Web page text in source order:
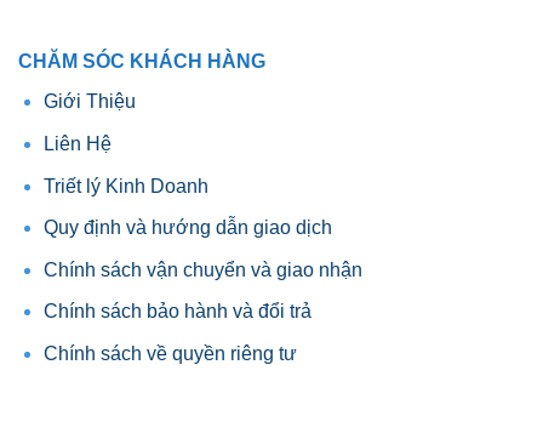
CHĂM SÓC KHÁCH HÀNG
Giới Thiệu
Liên Hệ
Triết lý Kinh Doanh
Quy định và hướng dẫn giao dịch
Chính sách vận chuyển và giao nhận
Chính sách bảo hành và đổi trả
Chính sách về quyền riêng tư